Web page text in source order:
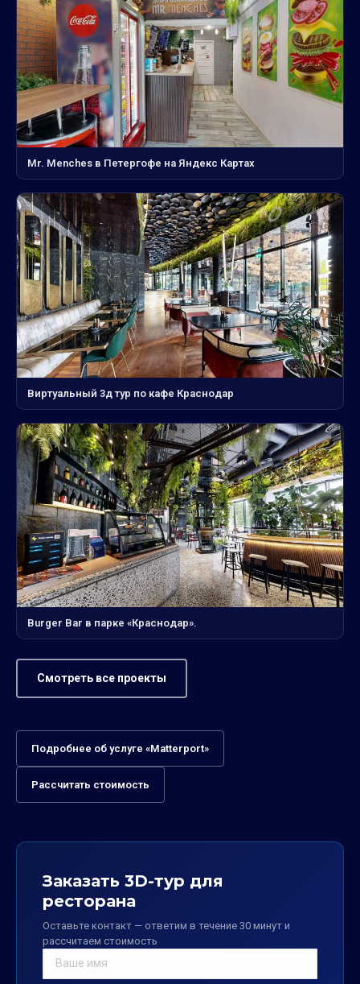
Mr. Menches в Петергофе на Яндекс Картах
Виртуальный 3д тур по кафе Краснодар
Burger Bar в парке «Краснодар».
Смотреть все проекты
Подробнее об услуге «Matterport»
Рассчитать стоимость
Заказать 3D-тур для
ресторана
Оставьте контакт — ответим в течение 30 минут и
рассчитаем стоимость